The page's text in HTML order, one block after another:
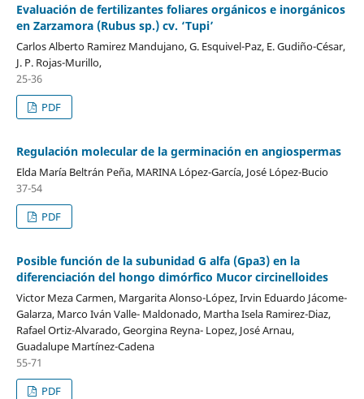
Evaluación de fertilizantes foliares orgánicos e inorgánicos
en Zarzamora (Rubus sp.) cv. ‘Tupi’
Carlos Alberto Ramirez Mandujano, G. Esquivel-Paz, E. Gudiño-César,
J. P. Rojas-Murillo,
25-36
PDF
Regulación molecular de la germinación en angiospermas
Elda Marí­a Beltrán Peña, MARINA López-Garcí­a, José López-Bucio
37-54
PDF
Posible función de la subunidad G alfa (Gpa3) en la
diferenciación del hongo dimórfico Mucor circinelloides
Victor Meza Carmen, Margarita Alonso-López, Irvin Eduardo Jácome-
Galarza, Marco Iván Valle- Maldonado, Martha Isela Ramirez-Diaz,
Rafael Ortiz-Alvarado, Georgina Reyna- Lopez, José Arnau,
Guadalupe Martínez-Cadena
55-71
PDF